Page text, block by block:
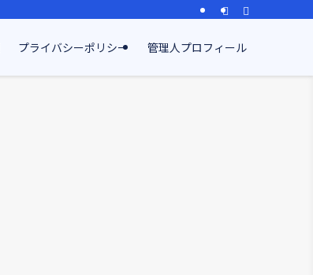
プライバシーポリシー 管理人プロフィール